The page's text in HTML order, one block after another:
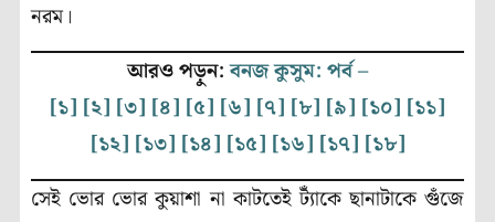
নরম।
আরও পড়ুন:বনজ কুসুম: পর্ব –
[১] [২] [৩] [৪] [৫] [৬] [৭] [৮] [৯] [১০] [১১]
[১২] [১৩] [১৪] [১৫] [১৬] [১৭] [১৮]
সেই ভোর ভোর কুয়াশা না কাটতেই ট্যাঁকে ছানাটাকে গুঁজে